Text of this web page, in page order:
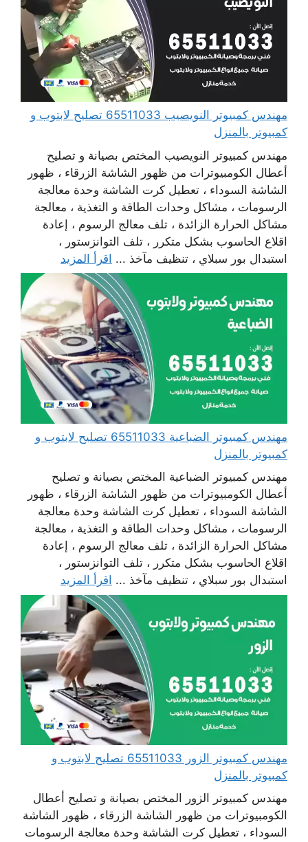
مهندس كمبيوتر النويصيب 65511033 تصليح لابتوب و
كمبيوتر بالمنزل
مهندس كمبيوتر النويصيب المختص بصيانة و تصليح
أعطال الكومبيوترات من ظهور الشاشة الزرقاء ، ظهور
الشاشة السوداء ، تعطيل كرت الشاشة وحدة معالجة
الرسومات ، مشاكل وحدات الطاقة و التغذية ، معالجة
مشاكل الحرارة الزائدة ، تلف معالج الرسوم ، إعادة
اقلاع الحاسوب بشكل متكرر ، تلف التوانزستور ،
استبدال بور سبلاي ، تنظيف مآخذ ... اقرأ المزيد
مهندس كمبيوتر الضباعية 65511033 تصليح لابتوب و
كمبيوتر بالمنزل
مهندس كمبيوتر الضباعية المختص بصيانة و تصليح
أعطال الكومبيوترات من ظهور الشاشة الزرقاء ، ظهور
الشاشة السوداء ، تعطيل كرت الشاشة وحدة معالجة
الرسومات ، مشاكل وحدات الطاقة و التغذية ، معالجة
مشاكل الحرارة الزائدة ، تلف معالج الرسوم ، إعادة
اقلاع الحاسوب بشكل متكرر ، تلف التوانزستور ،
استبدال بور سبلاي ، تنظيف مآخذ ... اقرأ المزيد
مهندس كمبيوتر الزور 65511033 تصليح لابتوب و
كمبيوتر بالمنزل
مهندس كمبيوتر الزور المختص بصيانة و تصليح أعطال
الكومبيوترات من ظهور الشاشة الزرقاء ، ظهور الشاشة
السوداء ، تعطيل كرت الشاشة وحدة معالجة الرسومات